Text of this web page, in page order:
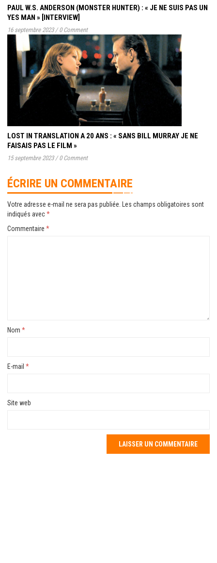
PAUL W.S. ANDERSON (MONSTER HUNTER) : « JE NE SUIS PAS UN
YES MAN » [INTERVIEW]
16 septembre 2023 / 0 Comment
LOST IN TRANSLATION A 20 ANS : « SANS BILL MURRAY JE NE
FAISAIS PAS LE FILM »
15 septembre 2023 / 0 Comment
ÉCRIRE UN COMMENTAIRE
Votre adresse e-mail ne sera pas publiée. Les champs obligatoires sont
indiqués avec*
Commentaire *
Nom *
E-mail *
Site web